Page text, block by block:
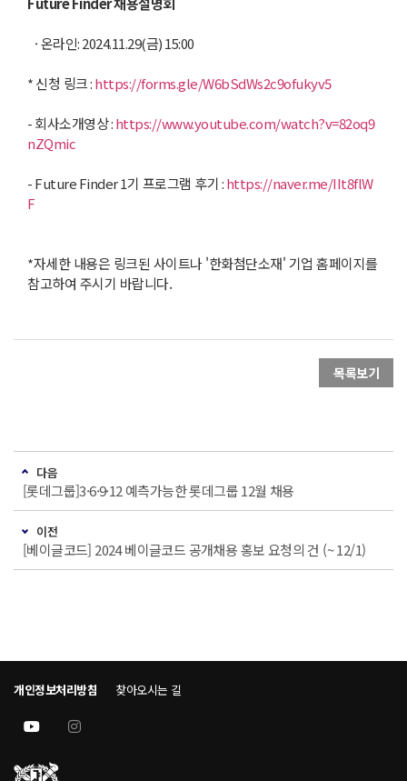
· 온라인: 2024.11.29(금) 15:00
*신청 링크:https://forms.gle/W6bSdWs2c9ofukyv5
-회사소개영상:https://www.youtube.com/watch?v=82oq9
nZQmic
- Future Finder 1기 프로그램 후기:https://naver.me/IIt8flW
F
*자세한 내용은 링크된 사이트나 '한화첨단소재' 기업 홈페이지를
참고하여 주시기 바랍니다.
목록보기
다음
[롯데그룹]3·6·9·12 예측가능한 롯데그룹 12월 채용
이전
[베이글코드] 2024 베이글코드 공개채용 홍보 요청의 건 (~ 12/1)
개인정보처리방침 찾아오시는 길